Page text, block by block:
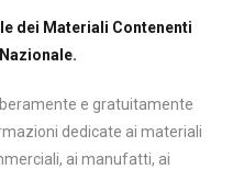
dei Materiali Contenenti
e gratuitamente
dedicate ai materiali
ai manufatti, ai